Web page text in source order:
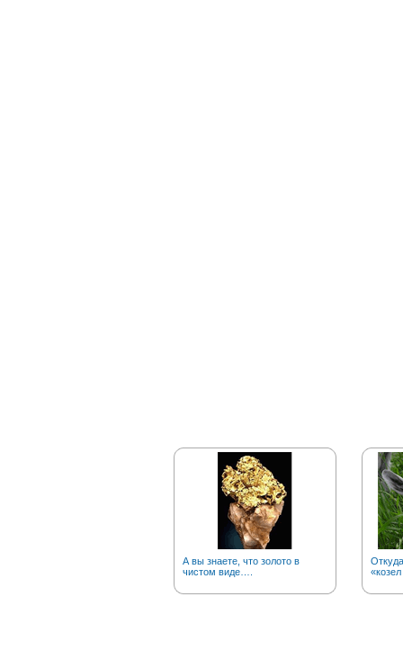
А вы знаете, что золото в
чистом виде….